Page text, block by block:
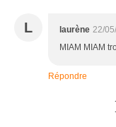
L laurène 22/
MIAM MIAM
Répondre